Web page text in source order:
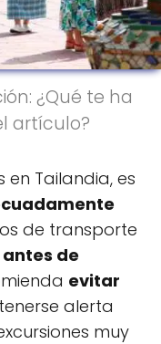
¿Qué te ha
artículo?
Tailandia, es
de transporte
de
evitar
alerta
muy